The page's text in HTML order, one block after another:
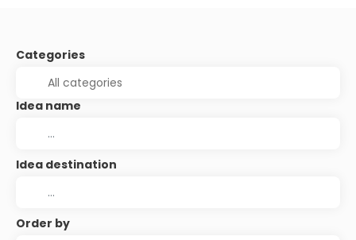
Categories
Idea name
Idea destination
Order by